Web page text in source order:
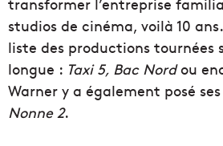
studios de cinéma, voilà 10
liste des productions tournées
longue : Taxi 5, Bac Nordou
Warner y a également posé
Nonne 2.